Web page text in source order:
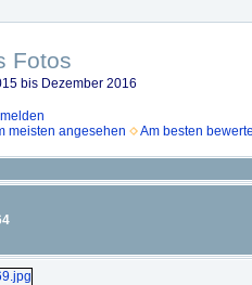
Fotos
bis Dezember 2016
meisten angesehen Am besten